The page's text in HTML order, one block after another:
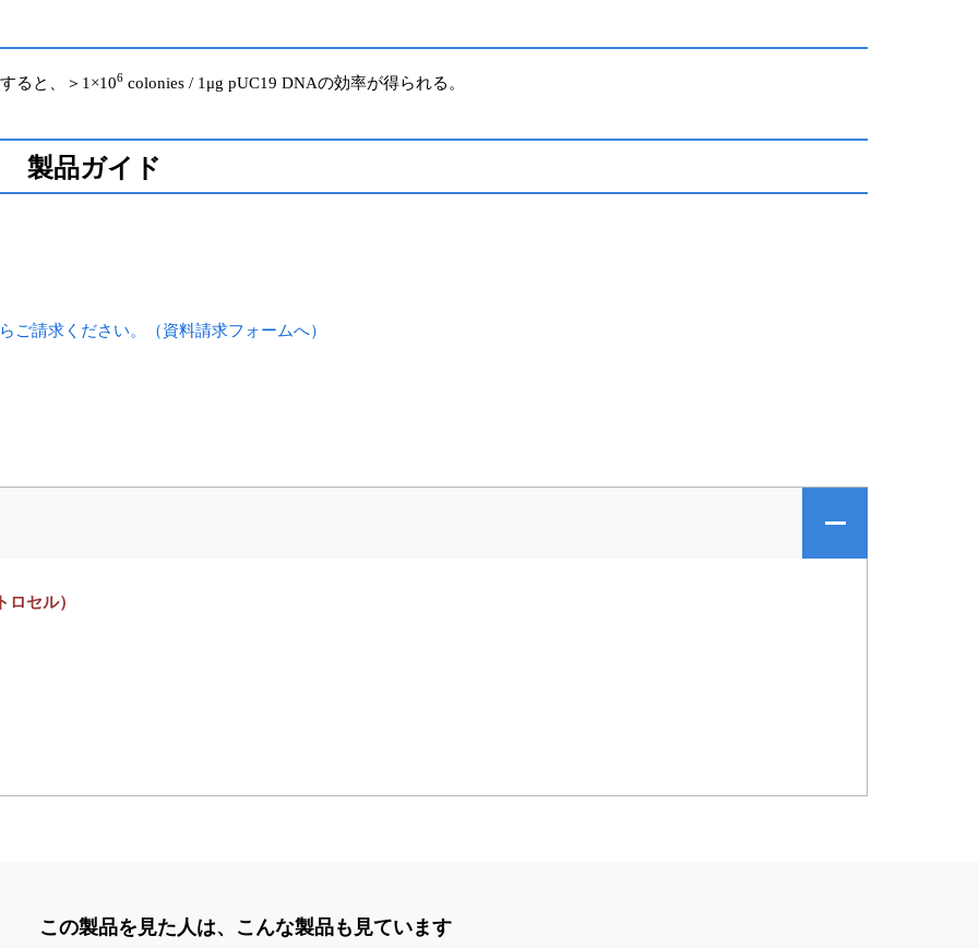
ると、＞1×106 colonies / 1μg pUC19 DNAの効率が得られる。
製品ガイド
ご請求ください。（資料請求フォームへ）
セル）
この製品を見た人は、 こんな製品も見ています